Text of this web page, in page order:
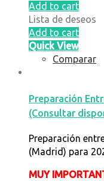
Add to cart
Lista de deseos
Add to cart
Quick View
Comparar
Preparación
(Consultar
Preparación
(Madrid) para
MUY